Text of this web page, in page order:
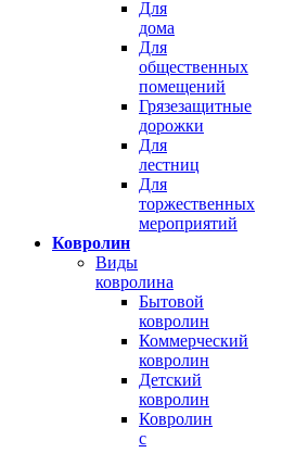
Для
дома
Для
общественных
помещений
Грязезащитные
дорожки
Для
лестниц
Для
торжественных
мероприятий
Ковролин
Виды
ковролина
Бытовой
ковролин
Коммерческий
ковролин
Детский
ковролин
Ковролин
с